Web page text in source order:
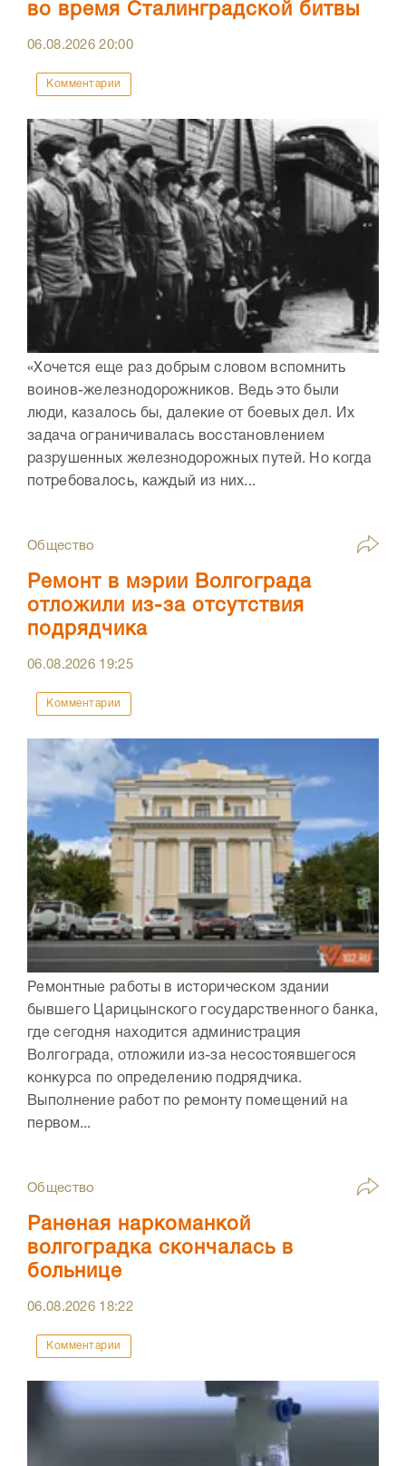
во время Сталинградской битвы
06.08.202620:00
Комментарии
«Хочется еще раз добрым словом вспомнить
воинов-железнодорожников. Ведь это были
люди, казалось бы, далекие от боевых дел. Их
задача ограничивалась восстановлением
разрушенных железнодорожных путей. Но когда
потребовалось, каждый из них...
Общество
Ремонт в мэрии Волгограда
отложили из-за отсутствия
подрядчика
06.08.2026 19:25
Комментарии
Ремонтные работы в историческом здании
бывшего Царицынского государственного банка,
где сегодня находится администрация
Волгограда, отложили из-за несостоявшегося
конкурса по определению подрядчика.
Выполнение работ по ремонту помещений на
первом...
Общество
Раненая наркоманкой
волгоградка скончалась в
больнице
06.08.2026 18:22
Комментарии